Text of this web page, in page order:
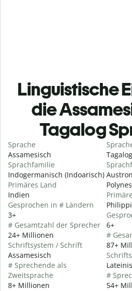
Linguistische
die
Tagalog
Sprache
Assamesisch
Sprachfamilie
Indogermanisch (Indoarisch)
Primäres Land
Indien
Gesprochen in # Ländern
3+
# Gesamtzahl der Sprecher
24+ Millionen
Schriftsystem / Schrift
Assamesisch
# Sprechende als
Zweitsprache
8+ Millionen
Tagalog
6+
#
87+
#
54+